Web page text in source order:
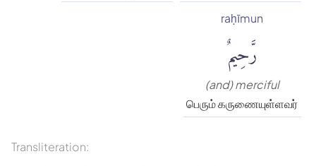
raḥīmun
رَّحِيمٌ
(and) merciful
பெரும் கருணையுள்ளவர்
Transliteration: